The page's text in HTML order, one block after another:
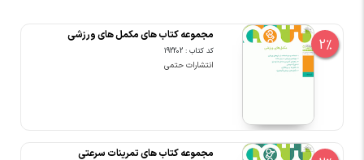
2%
مجموعه کتاب های مکمل های ورزشی
کد کتاب : 192202
انتشارات حتمی
مجموعه کتاب های تمرینات سرعتی